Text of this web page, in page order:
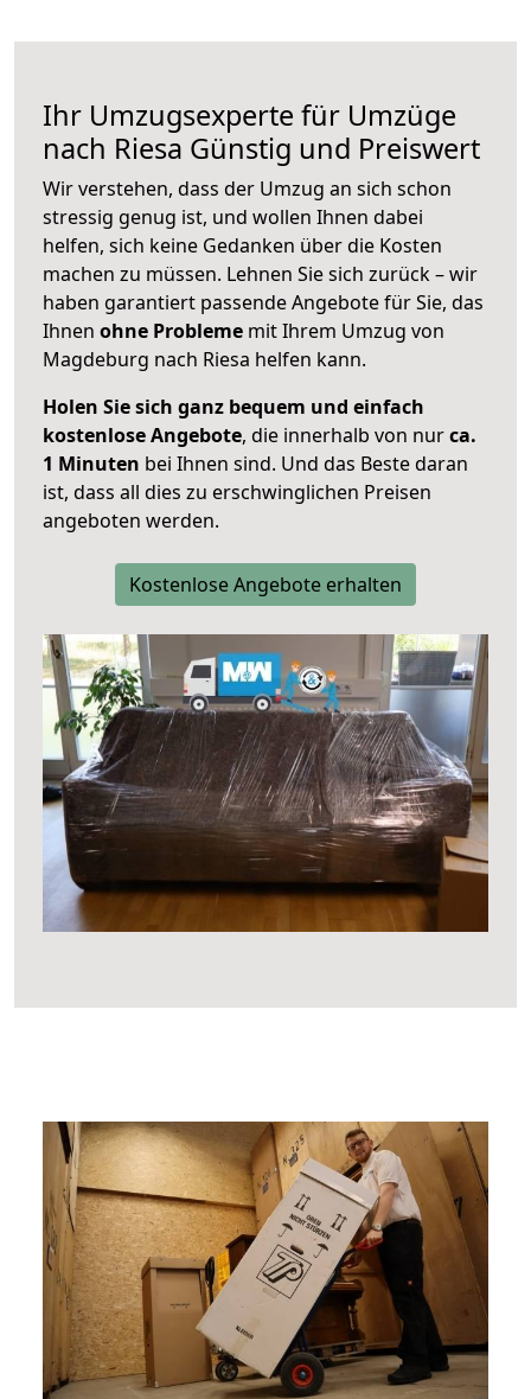
Ihr Umzugsexperte für Umzüge
nach Riesa Günstig und Preiswert
Wir verstehen, dass der Umzug an sich schon
stressig genug ist, und wollen Ihnen dabei
helfen, sich keine Gedanken über die Kosten
machen zu müssen. Lehnen Sie sich zurück – wir
haben garantiert passende Angebote für Sie, das
Ihnen ohne Probleme mit Ihrem Umzug von
Magdeburg nach Riesa helfen kann.
Holen Sie sich ganz bequem und einfach
kostenlose Angebote, die innerhalb von nurca.
1 Minuten bei Ihnen sind. Und das Beste daran
ist, dass all dies zu erschwinglichen Preisen
angeboten werden.
Kostenlose Angebote erhalten